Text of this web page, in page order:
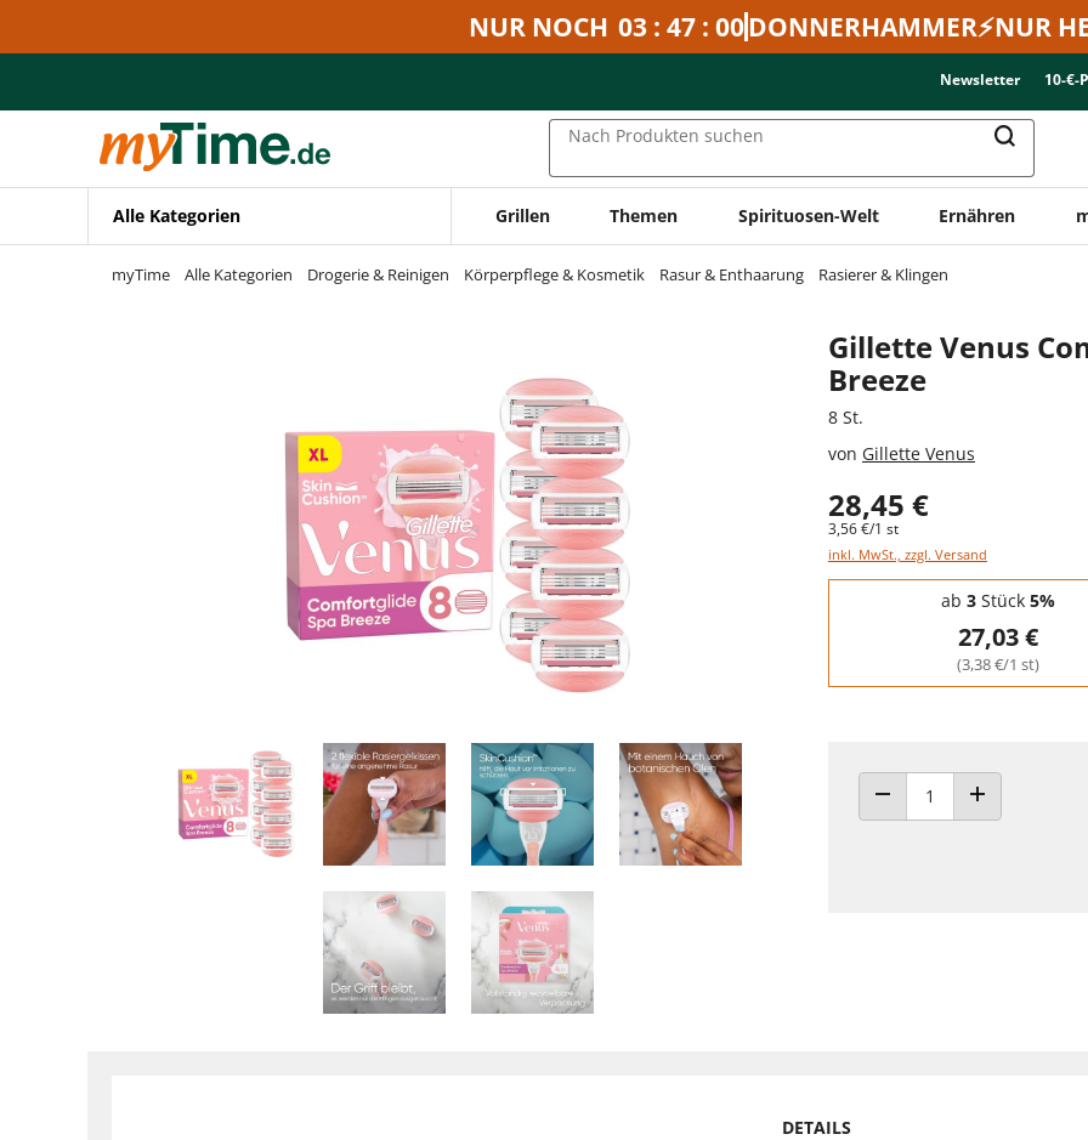
Zur Navigation springen
NUR NOCH 03 : 47 : 00DONNERHAMMER⚡NUR
Newsletter 10-€-
Nach Produkten suchen
Alle Kategorien Grillen Themen Spirituosen-Welt Ernähren
myTime Alle Kategorien Drogerie & Reinigen Körperpflege & Kosmetik Rasur & Enthaarung Rasierer & Klingen
Gillette Venus
Breeze
8 St.
von Gillette Venus
28,45 €
3,56 €/1 st
inkl. MwSt., zzgl. Versand
Staffelpreise - Mengenrabatt
ab 3 Stück 5%
27,03 €
(3,38 €/1 st)
ANZAHL VERRINGERN
ANZAHL
DETAILS